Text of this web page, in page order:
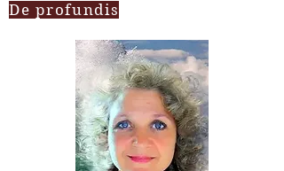
De profundis